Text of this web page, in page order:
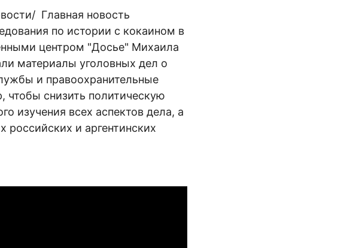
Главная новость
по истории с кокаином в
центром "Досье" Михаила
материалы уголовных дел о
и правоохранительные
чтобы снизить политическую
изучения всех аспектов дела, а
и аргентинских